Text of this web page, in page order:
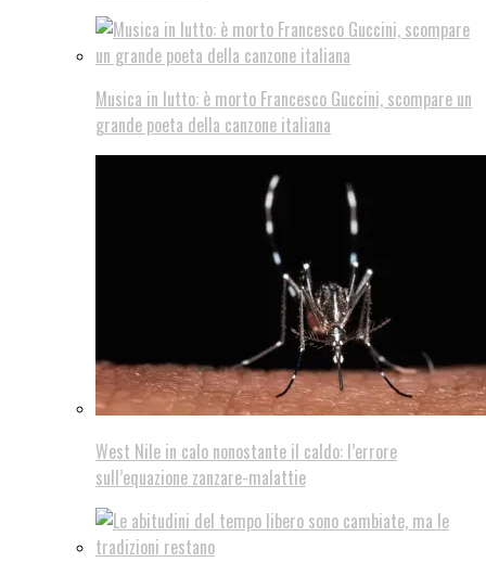
Musica in lutto: è morto Francesco Guccini, scompare un
grande poeta della canzone italiana
West Nile in calo nonostante il caldo: l’errore
sull’equazione zanzare-malattie